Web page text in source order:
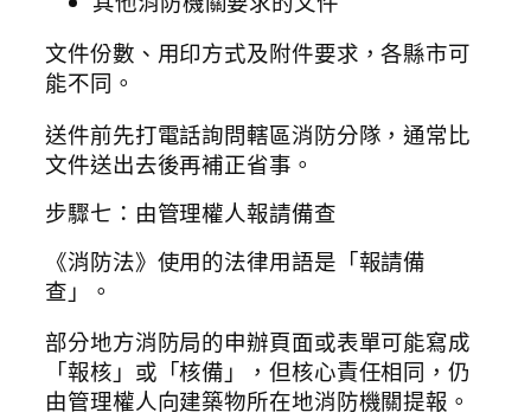
文件份數、用印方式及附件要求，各縣市可
能不同。
送件前先打電話詢問轄區消防分隊，通常比
文件送出去後再補正省事。
步驟七：由管理權人報請備查
《消防法》使用的法律用語是「報請備
查」。
部分地方消防局的申辦頁面或表單可能寫成
「報核」或「核備」，但核心責任相同，仍
由管理權人向建築物所在地消防機關提報。